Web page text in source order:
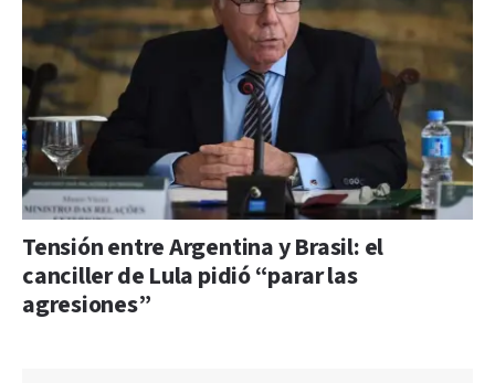
Tensión entre Argentina y Brasil: el
canciller de Lula pidió “parar las
agresiones”